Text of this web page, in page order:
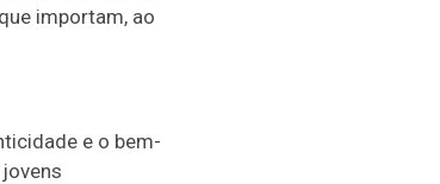
importam, ao
e o bem-